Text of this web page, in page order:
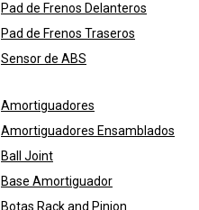
Pad de Frenos Delanteros
Pad de Frenos Traseros
Sensor de ABS
Amortiguadores
Amortiguadores Ensamblados
Ball Joint
Base Amortiguador
Botas Rack and Pinion